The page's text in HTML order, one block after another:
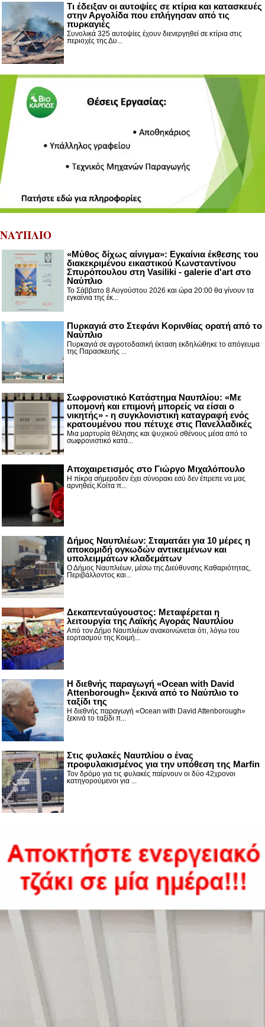
Τι έδειξαν οι αυτοψίες σε κτίρια και κατασκευές
στην Αργολίδα που επλήγησαν από τις
πυρκαγιές
Συνολικά 325 αυτοψίες έχουν διενεργηθεί σε κτίρια στις
περιοχές της Δυ...
ΝΑΥΠΛΙΟ
«Μύθος δίχως αίνιγμα»: Εγκαίνια έκθεσης του
διακεκριμένου εικαστικού Κωνσταντίνου
Σπυρόπουλου στη Vasiliki - galerie d'art στο
Ναύπλιο
Το Σάββατο 8 Αυγούστου 2026 και ώρα 20:00 θα γίνουν τα
εγκαίνια της έκ...
Πυρκαγιά στο Στεφάνι Κορινθίας ορατή από το
Ναύπλιο
Πυρκαγιά σε αγροτοδασική έκταση εκδηλώθηκε το απόγευμα
της Παρασκευής ...
Σωφρονιστικό Κατάστημα Ναυπλίου: «Με
υπομονή και επιμονή μπορείς να είσαι ο
νικητής» - η συγκλονιστική καταγραφή ενός
κρατουμένου που πέτυχε στις Πανελλαδικές
Μια μαρτυρία θέλησης και ψυχικού σθένους μέσα από το
σωφρονιστικό κατά...
Αποχαιρετισμός στο Γιώργο Μιχαλόπουλο
Η πίκρα σήμεραδεν έχει σύνορακι εσύ δεν έπρεπε να μας
αρνηθείς.Κοίτα π...
Δήμος Ναυπλιέων: Σταματάει για 10 μέρες η
αποκομιδή ογκωδών αντικειμένων και
υπολειμμάτων κλαδεμάτων
Ο Δήμος Ναυπλιέων, μέσω της Διεύθυνσης Καθαριότητας,
Περιβάλλοντος και...
Δεκαπενταύγουστος: Μεταφέρεται η
λειτουργία της Λαϊκής Αγοράς Ναυπλίου
Από τον Δήμο Ναυπλιέων ανακοινώνεται ότι, λόγω του
εορτασμού της Κοιμή...
Η διεθνής παραγωγή «Ocean with David
Attenborough» ξεκινά από το Ναύπλιο το
ταξίδι της
Η διεθνής παραγωγή «Ocean with David Attenborough»
ξεκινά το ταξίδι π...
Στις φυλακές Ναυπλίου ο ένας
προφυλακισμένος για την υπόθεση της Marfin
Τον δρόμο για τις φυλακές παίρνουν οι δύο 42χρονοι
κατηγορούμενοι για ...